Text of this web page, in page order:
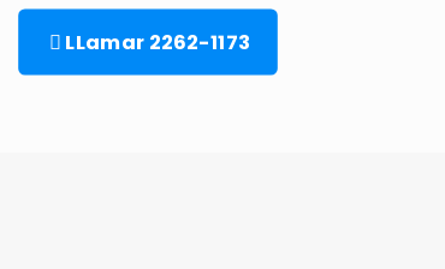
LLamar 2262-1173